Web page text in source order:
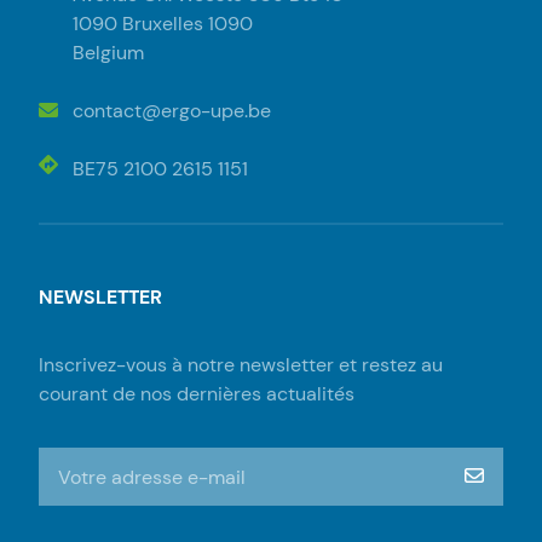
1090 Bruxelles 1090
Belgium
contact@ergo-upe.be
BE75 2100 2615 1151
NEWSLETTER
Inscrivez-vous à notre newsletter et restez au
courant de nos dernières actualités